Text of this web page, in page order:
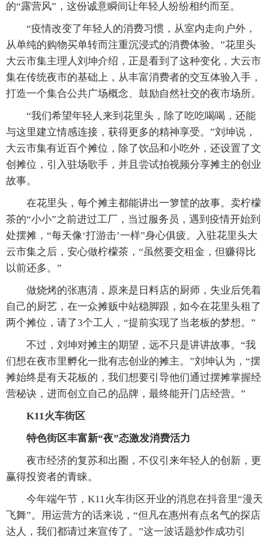
的“露营风”，这份诚意瞬间让年轻人纷纷相约而至。
“疫情改变了年轻人的消费习惯，从室内走向户外，
从单纯的购物买单转而注重沉浸式的消费体验。”花里头
大云市集主理人刘坤介绍，正是看到了这种变化，大云市
集在传统夜市的基础上，从丰富消费者的交互体验入手，
打造一个集合公共广场概念、鼓励自然社交的夜市场所。
“我们希望年轻人来到花里头，除了吃吃喝喝，还能
与这里建立情感连接，获得更多的精神享受。”刘坤说，
大云市集有近百个摊位，除了饮品和小吃外，还设置了文
创摊位，引入驻场歌手，并且尝试拍视频分享摊主的创业
故事。
在花里头，每个摊主都能讲出一箩筐的故事。卖柠檬
茶的“小小”之前进过工厂，当过服务员，遇到疫情开始到
处摆摊，“每天像‘打游击’一样”身心俱疲。入驻花里头大
云市集之后，安心做柠檬茶，“虽然要交租金，但赚得比
以前还多。”
做烧烤的张惠清，原来是日料店的厨师，失业后凭着
自己的厨艺，在一众摊贩中站稳脚跟，如今在花里头租了
两个摊位，请了3个工人，“提前实现了当老板的梦想。”
不过，刘坤对摊主的期望，远不只是讲讲故事。“我
们想在夜市里孵化一批有志创业的摊主。”刘坤认为，“摆
摊始终是有天花板的，我们想要引导他们通过摆摊掌握经
营秘诀，进而创立自己的品牌，最终能开门店经营。”
K11火车街区
特色街区丰富新“夜”态激发消费活力
夜市经济的复苏和出圈，不仅引来年轻人的创新，更
赢得投资者的青睐。
今年端午节，K11火车街区开业的消息在抖音里“漫天
飞舞”。用运营方的话来说，“但凡在惠州有点名气的探店
达人，我们都请过来宣传了。”这一波话题炒作成功引